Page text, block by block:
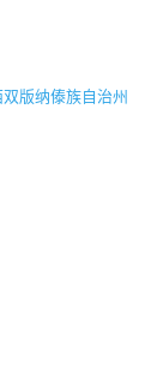
双版纳傣族自治州